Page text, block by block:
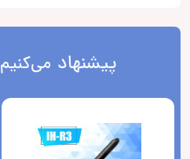
پیشنهاد می‌کنیم